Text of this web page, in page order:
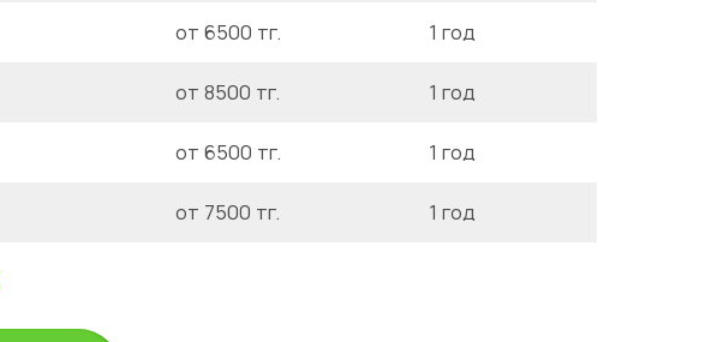
от 6500 тг. 1 год
от 8500 тг. 1 год
от 6500 тг. 1 год
от 7500 тг. 1 год